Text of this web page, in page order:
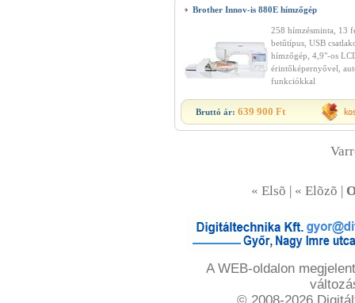
Brother Innov-is 880E hímzőgép
258 hímzésminta, 13
betűtípus, USB
hímzőgép, 4,9"-os
érintőképernyővel,
funkciókkal
Bruttó ár: 639 900 Ft
« Elsõ | « Elõzõ |
A WEB-oldalon